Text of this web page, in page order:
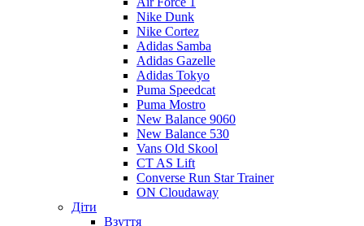
Nike Dunk
Nike Cortez
Adidas Samba
Adidas Gazelle
Adidas Tokyo
Puma Speedcat
Puma Mostro
New Balance 9060
New Balance 530
Vans Old Skool
CT AS Lift
Converse Run Star Trainer
ON Cloudaway
Діти
Взуття